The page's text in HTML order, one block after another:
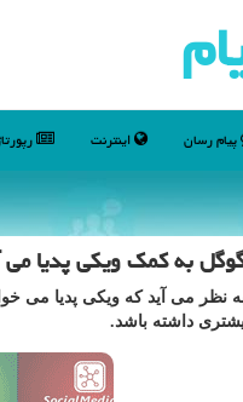
پیام رسان اینترنت
به كمك ویكی پدیا می
نظر می آید كه ویكی پدیا می
داشته باشد.